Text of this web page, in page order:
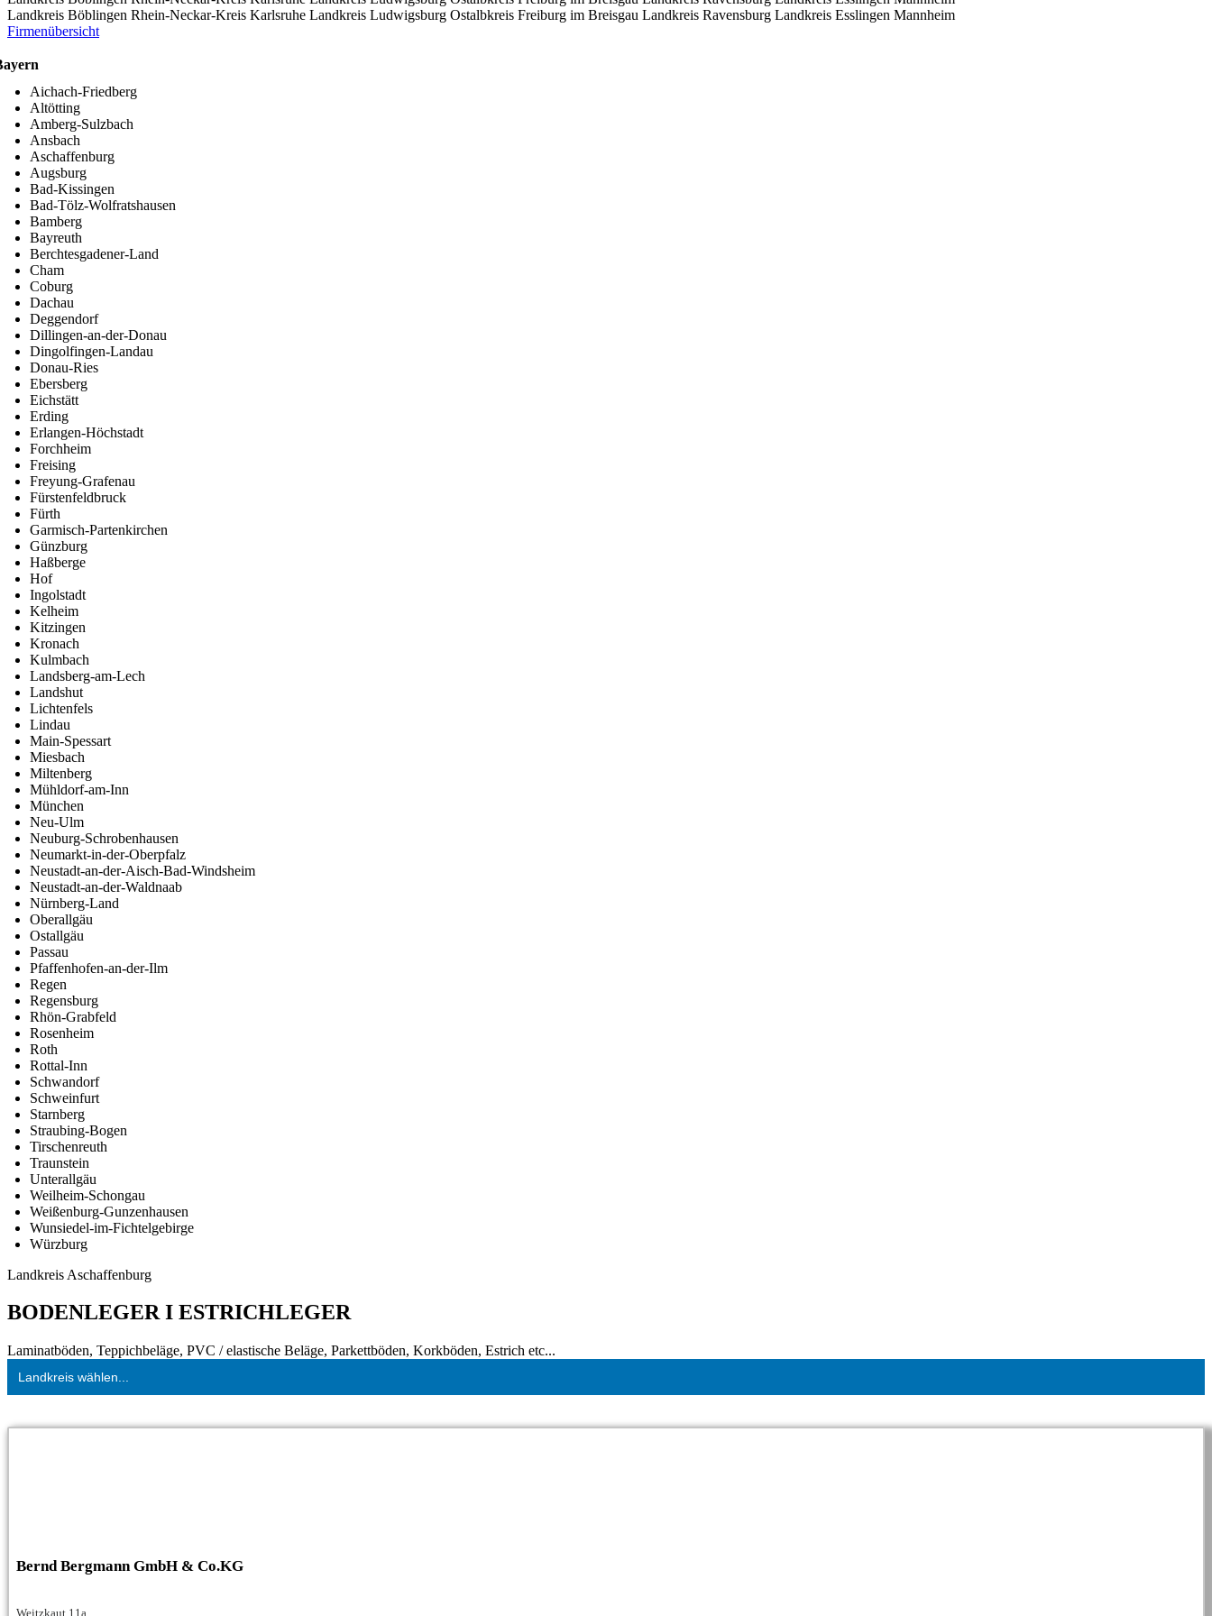
Landkreis Böblingen Rhein-Neckar-Kreis Karlsruhe Landkreis Ludwigsburg Ostalbkreis Freiburg im Breisgau Landkreis Ravensburg Landkreis Esslingen Mannheim
Firmenübersicht
Aichach-Friedberg
Altötting
Amberg-Sulzbach
Ansbach
Aschaffenburg
Augsburg
Bad-Kissingen
Bad-Tölz-Wolfratshausen
Bamberg
Bayreuth
Berchtesgadener-Land
Cham
Coburg
Dachau
Deggendorf
Dillingen-an-der-Donau
Dingolfingen-Landau
Donau-Ries
Ebersberg
Eichstätt
Erding
Erlangen-Höchstadt
Forchheim
Freising
Freyung-Grafenau
Fürstenfeldbruck
Fürth
Garmisch-Partenkirchen
Günzburg
Haßberge
Hof
Ingolstadt
Kelheim
Kitzingen
Kronach
Kulmbach
Landsberg-am-Lech
Landshut
Lichtenfels
Lindau
Main-Spessart
Miesbach
Miltenberg
Mühldorf-am-Inn
München
Neu-Ulm
Neuburg-Schrobenhausen
Neumarkt-in-der-Oberpfalz
Neustadt-an-der-Aisch-Bad-Windsheim
Neustadt-an-der-Waldnaab
Nürnberg-Land
Oberallgäu
Ostallgäu
Passau
Pfaffenhofen-an-der-Ilm
Regen
Regensburg
Rhön-Grabfeld
Rosenheim
Roth
Rottal-Inn
Schwandorf
Schweinfurt
Starnberg
Straubing-Bogen
Tirschenreuth
Traunstein
Unterallgäu
Weilheim-Schongau
Weißenburg-Gunzenhausen
Wunsiedel-im-Fichtelgebirge
Würzburg
Landkreis Aschaffenburg
BODENLEGER I ESTRICHLEGER
Laminatböden, Teppichbeläge, PVC / elastische Beläge, Parkettböden, Korkböden, Estrich etc...
Landkreis wählen...
Bernd Bergmann GmbH & Co.KG
Weitzkaut 11a